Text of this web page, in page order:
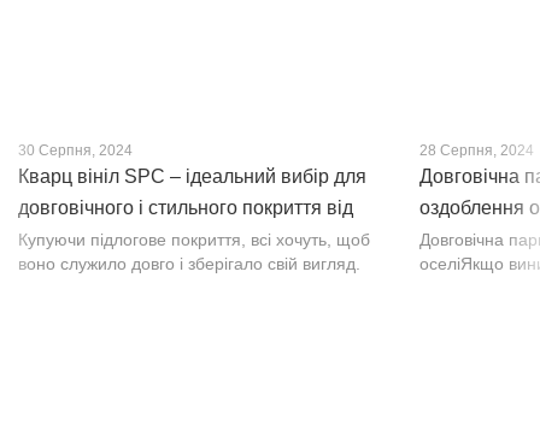
30 Серпня, 2024
Кварц вініл SPC – ідеальний вибір для
довговічного і стильного покриття від
PROFLOOR
Купуючи підлогове покриття, всі хочуть, щоб
воно служило довго і зберігало свій вигляд.
28 Серпня, 2024
Довговічна
оздоблення
Довговічна
оселіЯкщо